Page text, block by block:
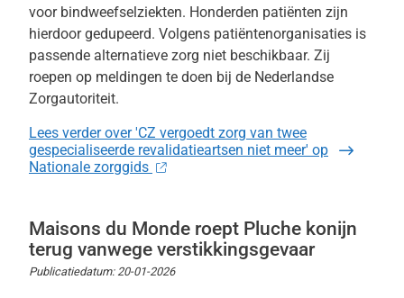
voor bindweefselziekten. Honderden patiënten zijn
hierdoor gedupeerd. Volgens patiëntenorganisaties is
passende alternatieve zorg niet beschikbaar. Zij
roepen op meldingen te doen bij de Nederlandse
Zorgautoriteit.
Lees verderover 'CZ vergoedt zorg van twee
gespecialiseerde revalidatieartsen niet meer' op
Nationale zorggids
Maisons du Monde roept Pluche konijn
terug vanwege verstikkingsgevaar
Publicatiedatum: 20-01-2026